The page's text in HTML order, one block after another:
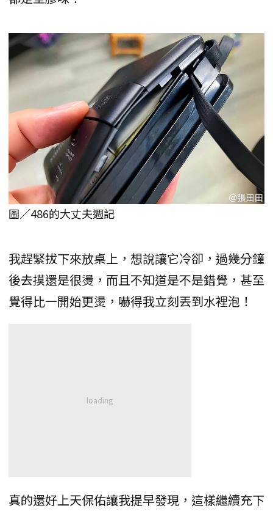
圖／486的大丈夫週記
我趕緊拔下來放桌上，想說讓它冷卻，過幾分鐘
後去摸還是很燙，而且不知道是不是錯覺，甚至
覺得比一開始更燙，嚇得我立刻丟到水裡泡！
真的還好上天保佑讓我提早發現，這樣繼續充下